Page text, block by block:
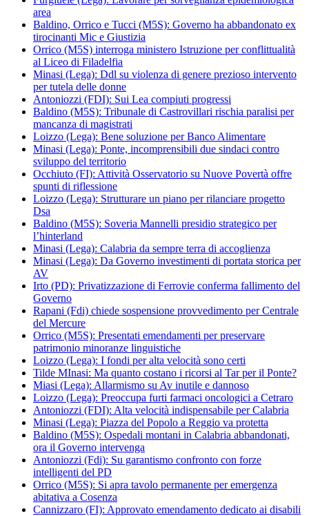
area
Baldino, Orrico e Tucci (M5S): Governo ha abbandonato ex
tirocinanti Mic e Giustizia
Orrico (M5S) interroga ministero Istruzione per conflittualità
al Liceo di Filadelfia
Minasi (Lega): Ddl su violenza di genere prezioso intervento
per tutela delle donne
Antoniozzi (FDI): Sui Lea compiuti progressi
Baldino (M5S): Tribunale di Castrovillari rischia paralisi per
mancanza di magistrati
Loizzo (Lega): Bene soluzione per Banco Alimentare
Minasi (Lega): Ponte, incomprensibili due sindaci contro
sviluppo del territorio
Occhiuto (FI): Attività Osservatorio su Nuove Povertà offre
spunti di riflessione
Loizzo (Lega): Strutturare un piano per rilanciare progetto
Dsa
Baldino (M5S): Soveria Mannelli presidio strategico per
l’hinterland
Minasi (Lega): Calabria da sempre terra di accoglienza
Minasi (Lega): Da Governo investimenti di portata storica per
AV
Irto (PD): Privatizzazione di Ferrovie conferma fallimento del
Governo
Rapani (Fdi) chiede sospensione provvedimento per Centrale
del Mercure
Orrico (M5S): Presentati emendamenti per preservare
patrimonio minoranze linguistiche
Loizzo (Lega): I fondi per alta velocità sono certi
Tilde MInasi: Ma quanto costano i ricorsi al Tar per il Ponte?
Miasi (Lega): Allarmismo su Av inutile e dannoso
Loizzo (Lega): Preoccupa furti farmaci oncologici a Cetraro
Antoniozzi (FDI): Alta velocità indispensabile per Calabria
Minasi (Lega): Piazza del Popolo a Reggio va protetta
Baldino (M5S): Ospedali montani in Calabria abbandonati,
ora il Governo intervenga
Antoniozzi (Fdi): Su garantismo confronto con forze
intelligenti del PD
Orrico (M5S): Si apra tavolo permanente per emergenza
abitativa a Cosenza
Cannizzaro (FI): Approvato emendamento dedicato ai disabili